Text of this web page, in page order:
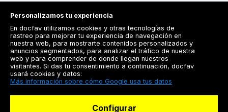
Registrarse
Docfav
Personalizamos tu experiencia
En docfav utilizamos cookies y otras tecnologías de
rastreo para mejorar tu experiencia de navegación en
nuestra web, para mostrarte contenidos personalizados y
anuncios segmentados, para analizar el tráfico de nuestra
web y para comprender de donde llegan nuestros
visitantes. Si das tu consentimiento a continuación, docfav
usará cookies y datos:
Más información sobre cómo Google usa tus datos
Configurar